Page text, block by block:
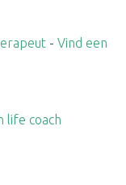
- Vind een
life coach